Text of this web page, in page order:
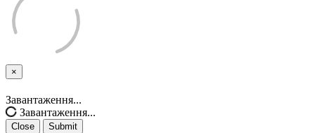
×
Close
Завантаження...
Завантаження...
Close Submit